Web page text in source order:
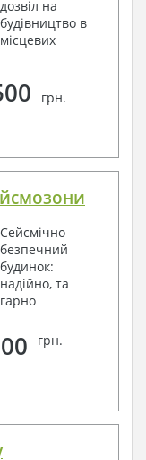
дозвіл на
будівництво в
місцевих
грн.
Сейсмічно
безпечний
будинок:
надійно, та
гарно
грн.